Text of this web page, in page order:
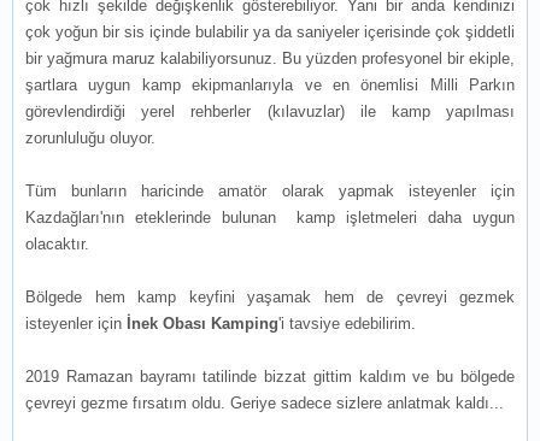
çok hızlı şekilde değişkenlik gösterebiliyor. Yani bir anda kendinizi
çok yoğun bir sis içinde bulabilir ya da saniyeler içerisinde çok şiddetli
bir yağmura maruz kalabiliyorsunuz. Bu yüzden profesyonel bir ekiple,
şartlara uygun kamp ekipmanlarıyla ve en önemlisi Milli Parkın
görevlendirdiği yerel rehberler (kılavuzlar) ile kamp yapılması
zorunluluğu oluyor.
Tüm bunların haricinde amatör olarak yapmak isteyenler için
Kazdağları'nın eteklerinde bulunan kamp işletmeleri daha uygun
olacaktır.
Bölgede hem kamp keyfini yaşamak hem de çevreyi gezmek
isteyenler için İnek Obası Kamping'i tavsiye edebilirim.
2019 Ramazan bayramı tatilinde bizzat gittim kaldım ve bu bölgede
çevreyi gezme fırsatım oldu. Geriye sadece sizlere anlatmak kaldı...